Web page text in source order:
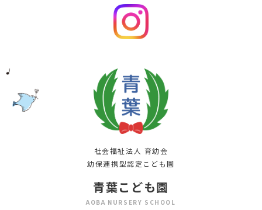
社会福祉法人 育幼会
幼保連携型認定こども園
青葉こども園
AOBA NURSERY SCHOOL